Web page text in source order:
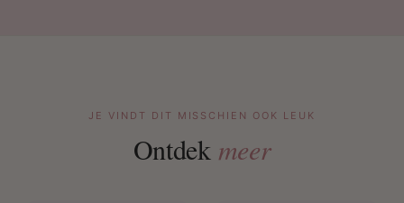
JE VINDT DIT MISSCHIEN OOK LEUK
Ontdek meer